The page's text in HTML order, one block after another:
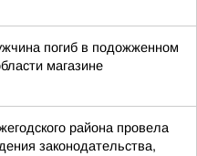
погиб в подожженном
магазине
района провела
законодательства,